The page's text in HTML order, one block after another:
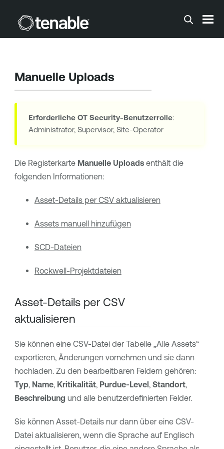
Zum Hauptinhalt springen
Manuelle Uploads
Erforderliche OT Security-Benutzerrolle:
Administrator, Supervisor, Site-Operator
Die Registerkarte Manuelle Uploadsenthält die
folgenden Informationen:
Asset-Details per CSV aktualisieren
Assets manuell hinzufügen
SCD-Dateien
Rockwell-Projektdateien
Asset-Details per CSV
aktualisieren
Sie können eine CSV-Datei der Tabelle „Alle Assets“
exportieren, Änderungen vornehmen und sie dann
hochladen. Zu den bearbeitbaren Feldern gehören:
Typ, Name, Kritikalität, Purdue-Level , Standort,
Beschreibung und alle benutzerdefinierten Felder.
Sie können Asset-Details nur dann über eine CSV-
Datei aktualisieren, wenn die Sprache auf Englisch